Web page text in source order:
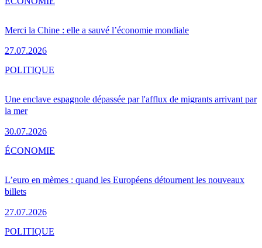
Merci la Chine : elle a sauvé l’économie mondiale
27.07.2026
Une enclave espagnole dépassée par l'afflux de migrants arrivant par
la mer
30.07.2026
POLITIQUE
L’euro en mèmes : quand les Européens détournent les nouveaux
billets
27.07.2026
ÉCONOMIE
POLITIQUE